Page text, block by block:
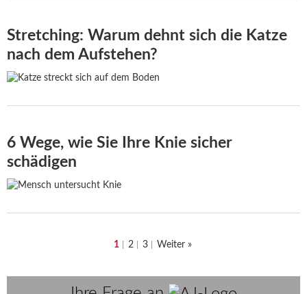
Stretching: Warum dehnt sich die Katze
nach dem Aufstehen?
6 Wege, wie Sie Ihre Knie sicher
schädigen
1 2 3 Weiter »